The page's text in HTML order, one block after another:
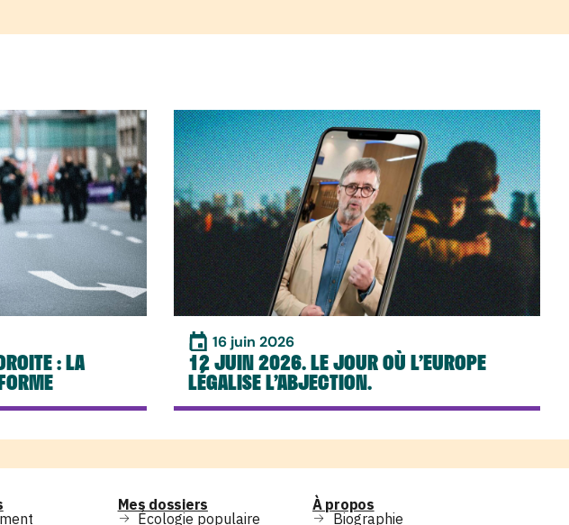
: LA
16 juin 2026
12 JUIN 2026. LE JOUR OÙ L’EUROPE
LÉGALISE L’ABJECTION.
Mes dossiers
Écologie populaire
À propos
Biographie